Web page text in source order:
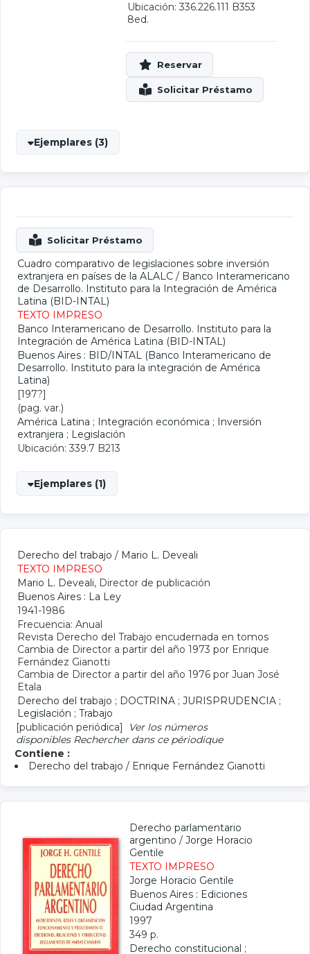
Ubicación: 336.226.111 B353
8ed.
Ejemplares (3)
Cuadro comparativo de legislaciones sobre inversión
extranjera en países de la ALALC / Banco Interamericano
de Desarrollo. Instituto para la Integración de América
Latina (BID-INTAL)
TEXTO IMPRESO
Banco Interamericano de Desarrollo. Instituto para la
Integración de América Latina (BID-INTAL)
Buenos Aires : BID/INTAL (Banco Interamericano de
Desarrollo. Instituto para la integración de América
Latina)
[197?]
(pag. var.)
América Latina ; Integración económica ; Inversión
extranjera ; Legislación
Ubicación: 339.7 B213
Ejemplares (1)
Derecho del trabajo / Mario L. Deveali
TEXTO IMPRESO
Mario L. Deveali, Director de publicación
Buenos Aires : La Ley
1941-1986
Frecuencia: Anual
Revista Derecho del Trabajo encudernada en tomos
Cambia de Director a partir del año 1973 por Enrique
Fernández Gianotti
Cambia de Director a partir del año 1976 por Juan José
Etala
Derecho del trabajo ; DOCTRINA ; JURISPRUDENCIA ;
Legislación ; Trabajo
[publicación periódica]
Ver los números
disponibles Rechercher dans ce périodique
Contiene :
Derecho del trabajo / Enrique Fernández Gianotti
Derecho parlamentario
argentino / Jorge Horacio
Gentile
TEXTO IMPRESO
Jorge Horacio Gentile
Buenos Aires : Ediciones
Ciudad Argentina
1997
349 p.
Derecho constitucional ;